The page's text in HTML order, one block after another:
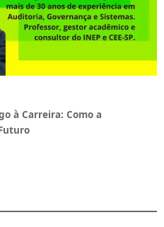
à Carreira: Como a